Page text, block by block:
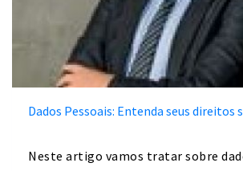
Dados Pessoais: Entenda seus direitos
Neste artigo vamos tratar sobre